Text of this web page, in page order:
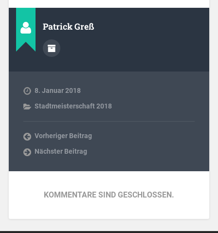
Patrick Greß
8. Januar 2018
Stadtmeisterschaft 2018
Vorheriger Beitrag
Nächster Beitrag
KOMMENTARE SIND GESCHLOSSEN.